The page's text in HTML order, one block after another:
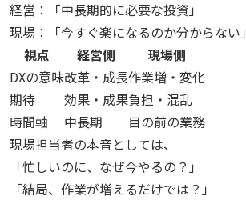
経営：「中長期的に必要な投資」
現場：「今すぐ楽になるのか分からない」
視点
経営側
現場側
DXの意味改革・成長作業増・変化
期待
効果・成果負担・混乱
時間軸
中長期
目の前の業務
現場担当者の本音としては、
「忙しいのに、なぜ今やるの？」
「結局、作業が増えるだけでは？」